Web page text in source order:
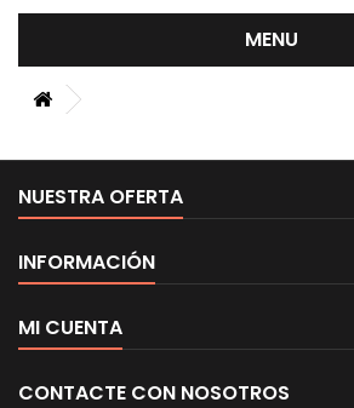
MENU
NUESTRA OFERTA
INFORMACIÓN
MI CUENTA
CONTACTE CON NOSOTROS